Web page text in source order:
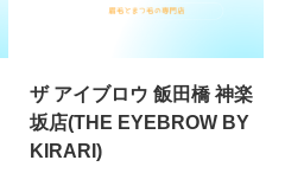
ザ アイブロウ 飯田橋 神楽
坂店(THE EYEBROW BY
KIRARI)